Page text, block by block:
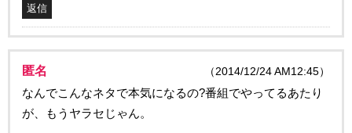
返信
匿名 （2014/12/24 AM12:45）
なんでこんなネタで本気になるの?番組でやってるあたり
が、もうヤラセじゃん。